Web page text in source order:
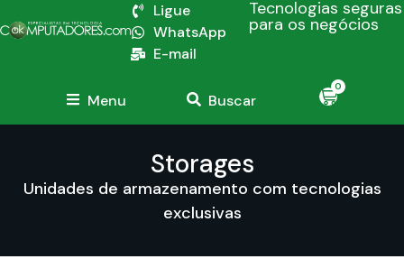
Ligue
WhatsApp
E-mail
Tecnologias seguras
para os negócios
Menu Buscar
0
Storages
Unidades de armazenamento com tecnologias
exclusivas